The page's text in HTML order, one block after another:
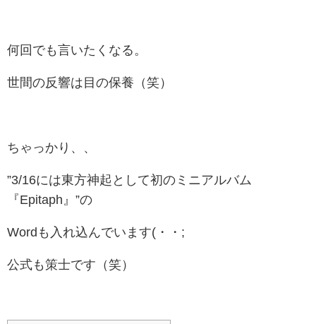
何回でも言いたくなる。
世間の反響は目の保養（笑）
ちゃっかり、、
”3/16には東方神起として初のミニアルバム
『Epitaph』”の
Wordも入れ込んでいます(・・;
公式も策士です（笑）